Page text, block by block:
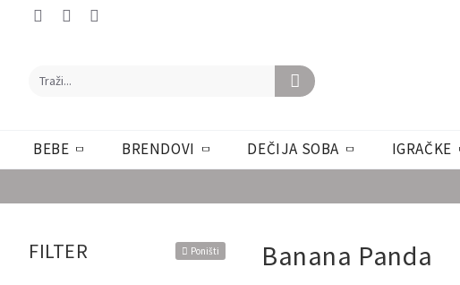
BEBE BRENDOVI DEČIJA SOBA IGRAČKE
FILTER Poništi Banana Panda